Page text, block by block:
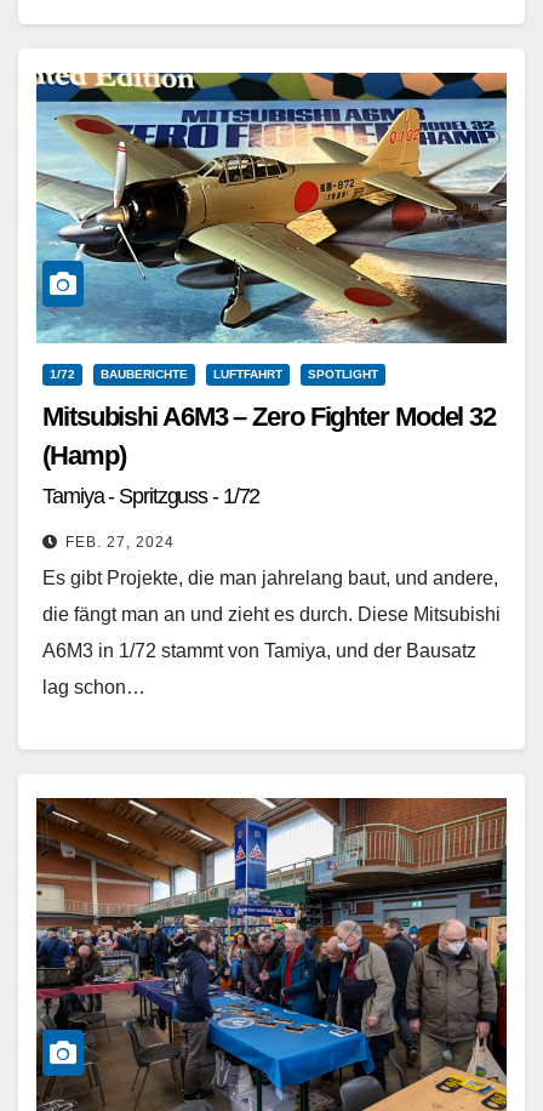
1/72 BAUBERICHTE LUFTFAHRT SPOTLIGHT
Mitsubishi A6M3 – Zero Fighter Model 32
(Hamp)
Tamiya - Spritzguss - 1/72
FEB. 27, 2024
Es gibt Projekte, die man jahrelang baut, und andere,
die fängt man an und zieht es durch. Diese Mitsubishi
A6M3 in 1/72 stammt von Tamiya, und der Bausatz
lag schon…